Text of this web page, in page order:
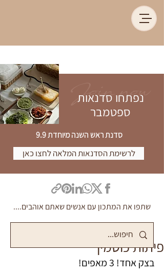
Join now
נפתחו סדנאות
ספטמבר
סדנת ראש השנה מיוחדת 9.9
לרשימת הסדנאות המלאה לחצו כאן
שתפו את המתכון עם אנשים שאתם אוהבים....
פיתות כוסמין
בצק אחד! 3 מאפים!